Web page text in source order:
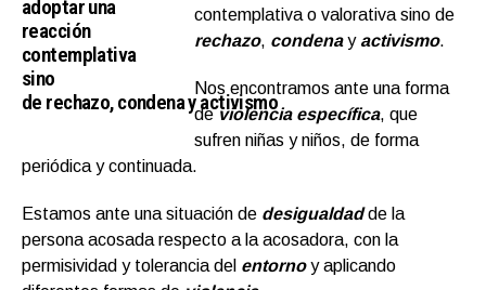
adoptar una
reacción
contemplativa
sino
de rechazo, condena y activismo
contemplativa o valorativa sino de
rechazo, condenay activismo.
Nos encontramos ante una forma
deviolencia específica, que
sufren niñas y niños, de forma
periódica y continuada.
Estamos ante una situación de desigualdadde la
persona acosada respecto a la acosadora, con la
permisividad y tolerancia del entornoy aplicando